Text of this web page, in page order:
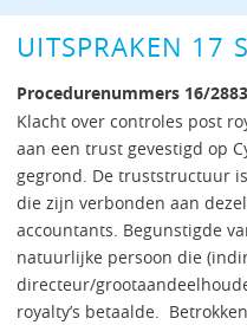
ORGANISATIE
PROCEDURE
PERS
PUBLICATIES
UITSPRAKEN
ZITTINGSAGENDA
CONTACT
UITSPRAKEN 17
Procedurenummers 16/
Klacht over controles post
aan een trust gevestigd op
gegrond. De truststructuur
die zijn verbonden aan
accountants. Begunstigde
natuurlijke persoon die
directeur/
royalty’s betaalde.